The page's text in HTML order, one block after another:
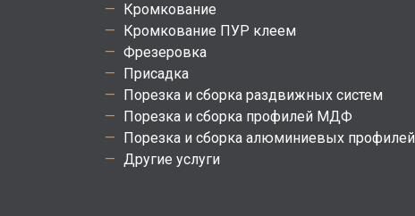
Кромкование
Кромкование ПУР клеем
Фрезеровка
Присадка
Порезка и сборка раздвижных систем
Порезка и сборка профилей МДФ
Порезка и сборка алюминиевых профилей
Другие услуги